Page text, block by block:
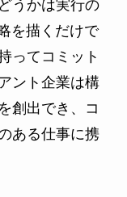
うかは実行の
を描くだけで
ってコミット
ント企業は構
創出でき、コ
ある仕事に携